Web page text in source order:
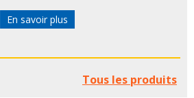
En savoir plus
Tous les produits